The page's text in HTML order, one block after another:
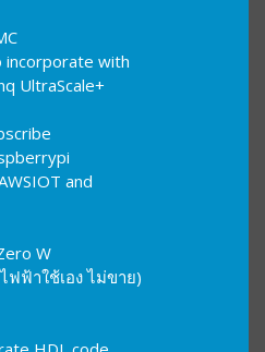
incorporate with
UltraScale+
and
W
ฟฟ้าใช้เอง ไม่ขาย)